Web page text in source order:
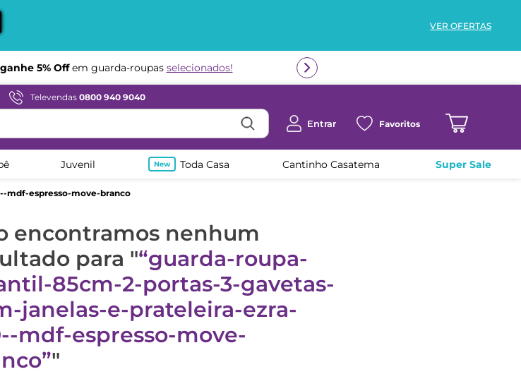
VER OFERTAS
ganhe 5% Offem guarda-roupas selecionados!
Televendas 0800 940 9040
Entrar Favoritos
Juvenil Toda Casa Cantinho Casatema Super Sale
mdf-espresso-move-branco
encontramos nenhum
para " guarda-roupa-
85cm-2-portas-3-gavetas-
janelas-e-prateleira-ezra-
mdf-espresso-move-
"